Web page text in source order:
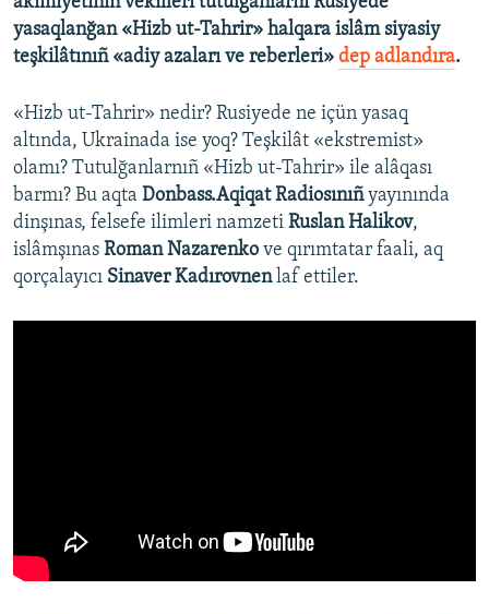
yasaqlanğan «Hizb ut-Tahrir» halqara islâm siyasiy
teşkilâtınıñ «adiy azaları ve reberleri» dep adlandıra.
«Hizb ut-Tahrir» nedir? Rusiyede ne içün yasaq
altında, Ukrainada ise yoq? Teşkilât «ekstremist»
olamı? Tutulğanlarnıñ «Hizb ut-Tahrir» ile alâqası
barmı? Bu aqta Donbass.Aqiqat Radiosınıñyayınında
dinşınas, felsefe ilimleri namzeti Ruslan Halikov,
islâmşınas Roman Nazarenko ve qırımtatar faali, aq
qorçalayıcı Sinaver Kadırovnenlaf ettiler.